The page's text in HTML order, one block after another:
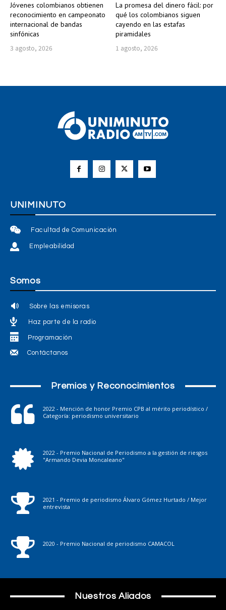
Jóvenes colombianos obtienen
reconocimiento en campeonato
internacional de bandas
sinfónicas
3 agosto, 2026
La promesa del dinero fácil: por
qué los colombianos siguen
cayendo en las estafas
piramidales
1 agosto, 2026
UNIMINUTO
Facultad de Comunicación
Empleabilidad
Somos
Sobre las emisoras
Haz parte de la radio
Programación
Contáctanos
Premios y Reconocimientos
2022 - Mención de honor Premio CPB al mérito periodístico /
Categoría: periodismo universitario
2022 - Premio Nacional de Periodismo a la gestión de riesgos
"Armando Devia Moncaleano"
2021 - Premio de periodismo Álvaro Gómez Hurtado / Mejor
entrevista
2020 - Premio Nacional de periodismo CAMACOL
Nuestros Aliados